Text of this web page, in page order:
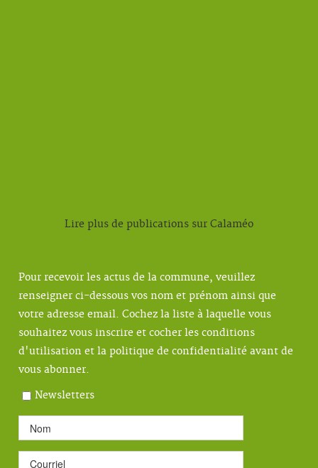
Lire plus de publications sur Calaméo
Pour recevoir les actus de la commune, veuillez
renseigner ci-dessous vos nom et prénom ainsi que
votre adresse email. Cochez la liste à laquelle vous
souhaitez vous inscrire et cocher les conditions
d'utilisation et la politique de confidentialité avant de
vous abonner.
Newsletters